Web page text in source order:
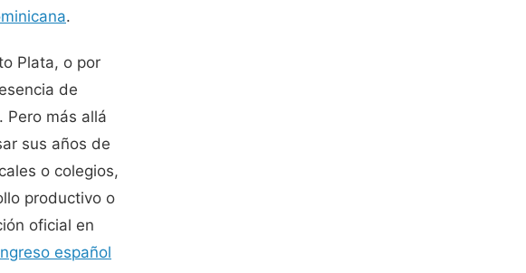
.
Plata, o por
de
Pero más allá
sus años de
o colegios,
productivo o
oficial en
español